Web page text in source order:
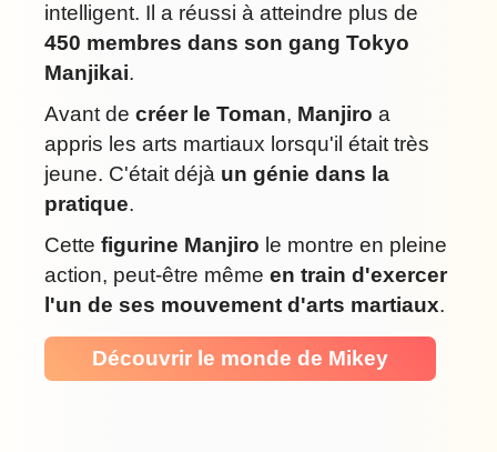
intelligent. Il a réussi à atteindre plus de
450 membres dans son gang Tokyo
Manjikai.
Avant de créer le Toman, Manjiro a
appris les arts martiaux lorsqu'il était très
jeune. C'était déjà un génie dans la
pratique.
Cette figurine Manjiro le montre en pleine
action, peut-être même en train d'exercer
l'un de ses mouvement d'arts martiaux.
Découvrir le monde de Mikey